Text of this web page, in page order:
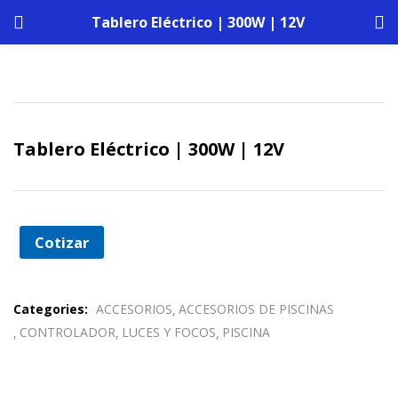
Tablero Eléctrico | 300W | 12V
Tablero Eléctrico | 300W | 12V
Cotizar
Categories: ACCESORIOS ACCESORIOS DE PISCINAS
CONTROLADOR LUCES Y FOCOS PISCINA